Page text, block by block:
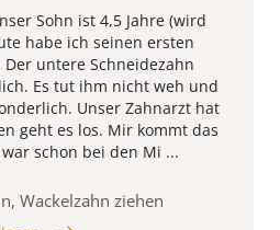
Sohn ist 4,5 Jahre (wird
habe ich seinen ersten
untere Schneidezahn
Es tut ihm nicht weh und
Unser Zahnarzt hat
geht es los. Mir kommt das
schon bei den Mi ...
Wackelzahn ziehen